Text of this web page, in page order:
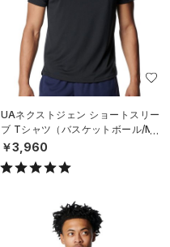
UAネクストジェン ショートスリー
ブ Tシャツ（バスケットボール/ME
N）
￥3,960